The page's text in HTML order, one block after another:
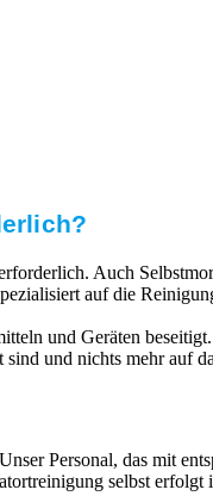
Auch
auf die
und Geräten
und nichts mehr auf
Personal, das mit
selbst